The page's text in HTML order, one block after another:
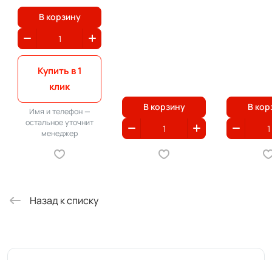
В корзину
Купить в 1
клик
Имя и телефон —
остальное уточнит
менеджер
В корзину В
Назад к списку